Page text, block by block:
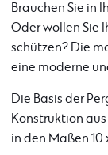
Brauchen Sie in
Oder wollen Sie
schützen? Die
eine moderne
Die Basis der
Konstruktion
in den Maßen 10